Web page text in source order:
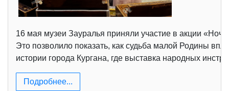
16 мая музеи Зауралья приняли участие в акции
Это позволило показать, как судьба малой Родины
истории города Кургана, где выставка народных
Подробнее...